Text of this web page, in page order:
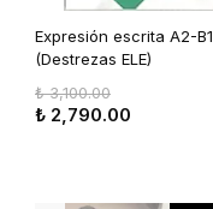
Expresión escrita A2-B1
(Destrezas ELE)
₺ 3,100.00
₺ 2,790.00